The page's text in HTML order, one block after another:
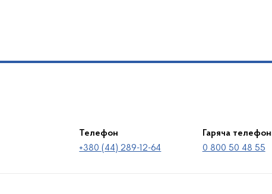
Телефон
+380 (44) 289-12-64
Гаряча
0 800 50 48 55